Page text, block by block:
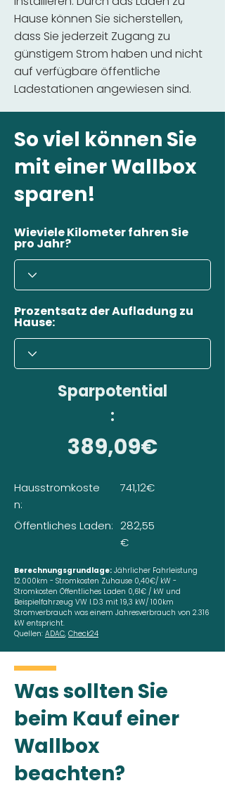
Hause können Sie sicherstellen,
dass Sie jederzeit Zugang zu
günstigem Strom haben und nicht
auf verfügbare öffentliche
Ladestationen angewiesen sind.
So viel können Sie
mit einer Wallbox
sparen!
Wieviele Kilometer fahren Sie
pro Jahr?
Prozentsatz der Aufladung zu
Hause:
Sparpotential
:
389,09€
Hausstromkoste
n:
Öffentliches Laden:
741,12€
282,55
€
Berechnungsgrundlage: Jährlicher Fahrleistung
12.000km - Stromkosten Zuhause 0,40€/ kW -
Stromkosten Öffentliches Laden 0,61€ / kW und
Beispielfahrzeug VW I.D.3 mit 19,3 kW/ 100km
Stromverbrauch was einem Jahresverbrauch von 2.316
kW entspricht.
Quellen: ADAC, Check24
Was sollten Sie
beim Kauf einer
Wallbox
beachten?